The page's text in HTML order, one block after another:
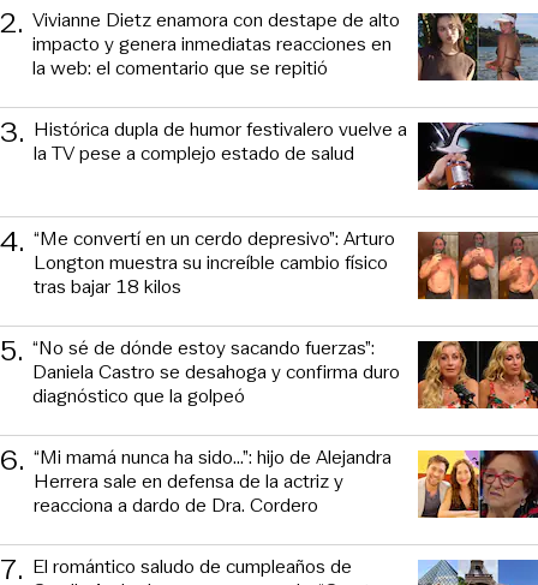
2. Vivianne Dietz enamora con destape de alto
impacto y genera inmediatas reacciones en
la web: el comentario que se repitió
3. Histórica dupla de humor festivalero vuelve a
la TV pese a complejo estado de salud
4. “Me convertí en un cerdo depresivo”: Arturo
Longton muestra su increíble cambio físico
tras bajar 18 kilos
5. “No sé de dónde estoy sacando fuerzas”:
Daniela Castro se desahoga y confirma duro
diagnóstico que la golpeó
6. “Mi mamá nunca ha sido...”: hijo de Alejandra
Herrera sale en defensa de la actriz y
reacciona a dardo de Dra. Cordero
7. El romántico saludo de cumpleaños de